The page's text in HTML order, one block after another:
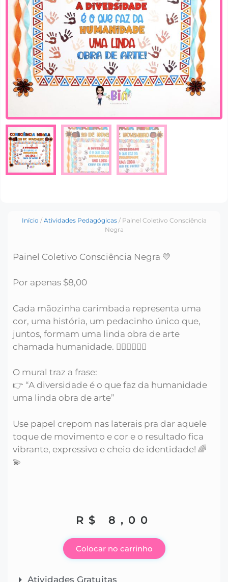
Início / Atividades Pedagógicas/ Painel Coletivo Consciência
Negra
Painel Coletivo Consciência Negra 💛
Por apenas $8,00
Cada mãozinha carimbada representa uma
cor, uma história, um pedacinho único que,
juntos, formam uma linda obra de arte
chamada humanidade. 🖐🏽🖐🏻🖐🏾
O mural traz a frase:
👉 “A diversidade é o que faz da humanidade
uma linda obra de arte”
Use papel crepom nas laterais pra dar aquele
toque de movimento e cor e o resultado fica
vibrante, expressivo e cheio de identidade! 🌈
💫
R$ 8,00
Colocar no carrinho
Atividades Gratuitas